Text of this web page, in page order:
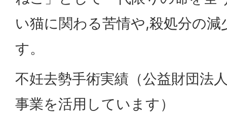
い猫に関わる苦情や,殺処分の
す。
不妊去勢手術実績（公益財団法
事業を活用しています）